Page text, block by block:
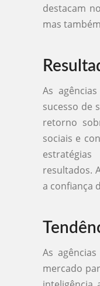
destacam
mas
As
sucesso de
retorno
sociais e
resultados.
a confiança
As
mercado